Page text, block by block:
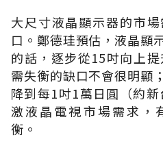
大尺寸液晶顯示器的市
口。鄭德珪預估，液晶顯
的話，逐步從15吋向上
需失衡的缺口不會很明顯
降到每1吋1萬日圓（約
激液晶電視市場需求，
衡。